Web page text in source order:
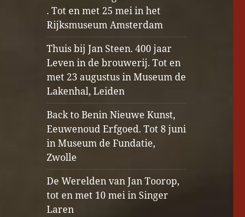
. Tot en met 25 mei in het
Rijksmuseum Amsterdam
Thuis bij Jan Steen. 400 jaar
Leven in de brouwerij. Tot en
met 23 augustus in Museum de
Lakenhal, Leiden
Back to Benin Nieuwe Kunst,
Eeuwenoud Erfgoed. Tot 8 juni
in Museum de Fundatie,
Zwolle
De Werelden van Jan Toorop,
tot en met 10 mei in Singer
Laren